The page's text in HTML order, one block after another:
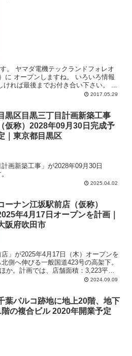
ォレオ
プンしますね。 いろいろ情報
を収集してみました。 よろしければ最後までお付き合い下さい。 ...
2017.05.29
黒区目黒三丁目計画新築工事
（仮称）2028年09月30日完成予
｜東京都目黒区
画新築工事」が2028年09月30日
2025.04.02
ーナン江坂駅前店（仮称）
年4月17日オープンを計画｜
阪府吹田市
」が2025年4月17日（木）オープンを
側へ伸びる一般国道423号の高架下。
か。計画では、店舗面積：3,223平方
輪場：108台、営業時間：午前6時30分-
2024.09.09
葉パルコ跡地に地上20階、地下
階の複合ビル 2020年開業予定